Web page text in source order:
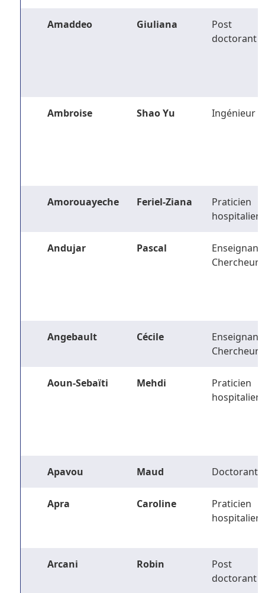
Amaddeo Giuliana
Post
doctorant
Ambroise Shao Yu Ingénieur
Amorouayeche Feriel-Ziana
Praticien
hospitalier
Andujar Pascal
Enseignant-
Chercheur
Angebault Cécile
Enseignant-
Chercheur
Aoun-Sebaïti Mehdi
Praticien
hospitalier
Apavou Maud Doctorant
Apra Caroline
Praticien
hospitalier
Arcani Robin
Post
doctorant